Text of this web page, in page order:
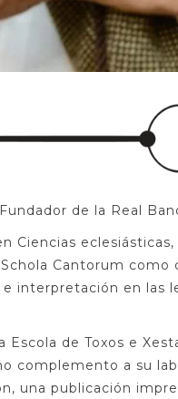
de la Real
Ciencias
Cantorum
interpretación en las
Escola de Toxos e
complemento a su
una publicación